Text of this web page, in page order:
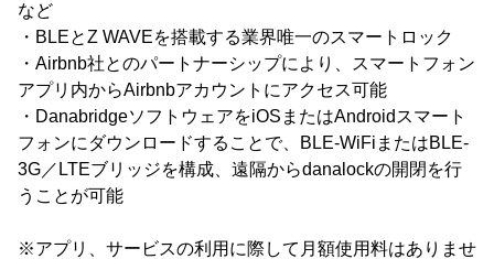
など
・BLEとZ WAVEを搭載する業界唯一のスマートロック
・Airbnb社とのパートナーシップにより、スマートフォン
アプリ内からAirbnbアカウントにアクセス可能
・DanabridgeソフトウェアをiOSまたはAndroidスマート
フォンにダウンロードすることで、BLE-WiFiまたはBLE-
3G／LTEブリッジを構成、遠隔からdanalockの開閉を行
うことが可能
※アプリ、サービスの利用に際して月額使用料はありませ